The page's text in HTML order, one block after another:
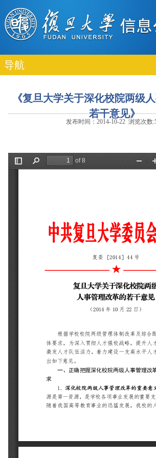
导航
《复旦大学关于深化校院两级
若干意见》
发布时间：2014-10-22 浏览次数: